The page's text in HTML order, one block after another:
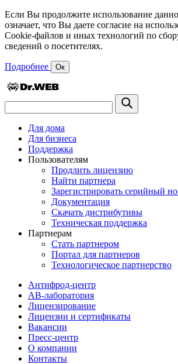
Если Вы продолжите использование
означает, что Вы даете согласие на
Cookie-файлов и иных технологий по
сведений о посетителях.
Подробнее Ок
Для дома
Для бизнеса
Поддержка
Пользователям
Продлить лицензию
Найти партнера
Зарегистрировать серийный
Документация
Скачать дистрибутивы
Техническая поддержка
Партнерам
Стать партнером
Портал для партнеров
Технологическое партнерство
Антифрод-центр
АВ-лаборатория
Лицензирование
Лицензии и сертификаты
Вакансии
Пресс-центр
О компании
Контакты